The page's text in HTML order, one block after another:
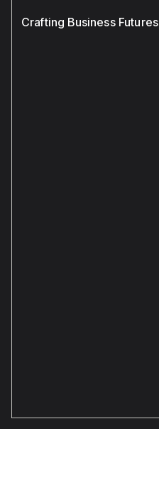
Crafting Business Futures